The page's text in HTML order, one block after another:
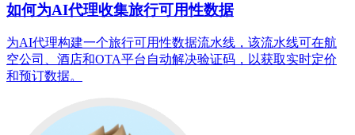
如何为AI代理收集旅行可用性数据
为AI代理构建一个旅行可用性数据流水线，该流水线可在航
空公司、酒店和OTA平台自动解决验证码，以获取实时定价
和预订数据。